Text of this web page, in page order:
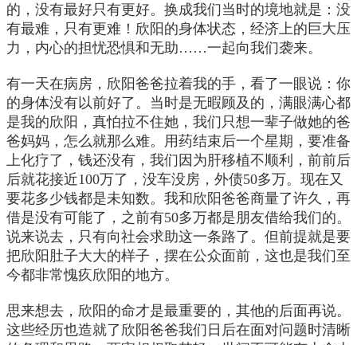
的，没有最好只有更好。换成我们当时的境地就是：没
有最难，只有更难！欣阳的身体状态，经济上的巨大压
力，内心的担忧恐惧和无助……一起向我们袭来。
有一天在病房，欣阳爸爸拉着我的手，看了一眼说：你
的身体没有以前好了。当时是无暇顾及的，满眼满心都
是我的欣阳，真怕拉不住她，我们只想一辈子做她的爸
爸妈妈，怎么就那么难。用药结束后一个星期，要准备
上化疗了，钱还没有，我们因为肝移植不顺利，前前后
后就花接近100万了，没车没房，外债50多万。现在又
要花多少钱都是未知数。我和欣阳爸爸商量了许久，再
借是没有可能了，之前有50多万都是朋友借给我们的。
说来说去，只有向社会求助这一条路了。但前提就是要
把欣阳肚子大大的样子，摆在公众面前，这也是我们至
今都非常愧疚欣阳的地方。
思来想去，欣阳的命才是最重要的，其他的后面再说。
这些经历也造就了欣阳爸爸我们日后在面对问题时清晰